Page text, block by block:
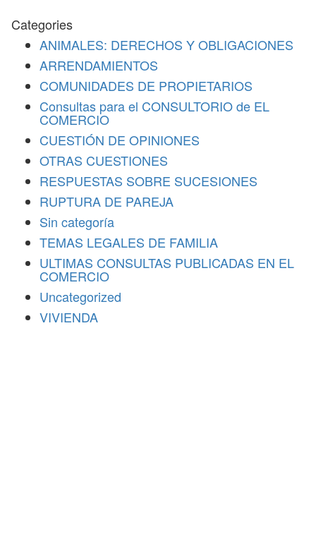
Categories
ANIMALES: DERECHOS Y OBLIGACIONES
ARRENDAMIENTOS
COMUNIDADES DE PROPIETARIOS
Consultas para el CONSULTORIO de EL
COMERCIO
CUESTIÓN DE OPINIONES
OTRAS CUESTIONES
RESPUESTAS SOBRE SUCESIONES
RUPTURA DE PAREJA
Sin categoría
TEMAS LEGALES DE FAMILIA
ULTIMAS CONSULTAS PUBLICADAS EN EL
COMERCIO
Uncategorized
VIVIENDA